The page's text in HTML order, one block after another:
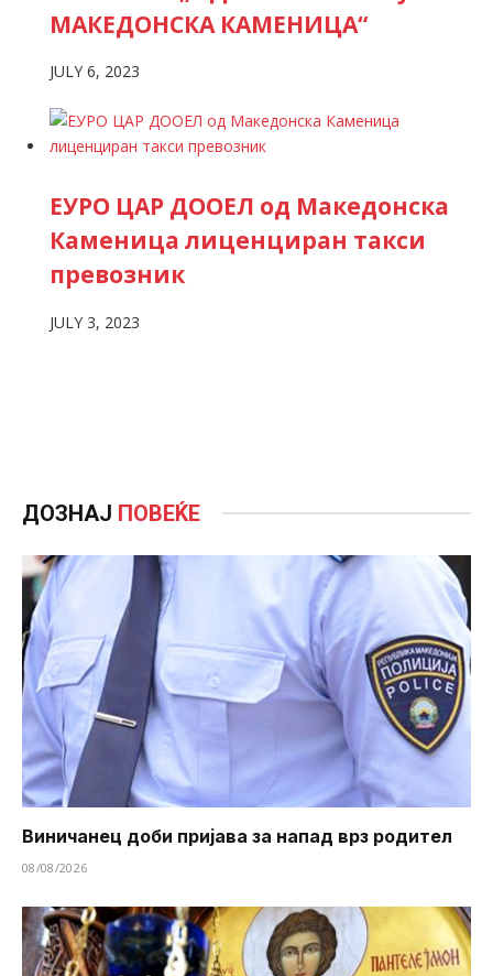
МАКЕДОНСКА КАМЕНИЦА“
JULY 6, 2023
ЕУРО ЦАР ДООЕЛ од Македонска
Каменица лиценциран такси
превозник
JULY 3, 2023
ДОЗНАЈ ПОВЕЌЕ
Виничанец доби пријава за напад врз родител
08/08/2026